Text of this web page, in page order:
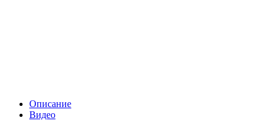
Описание
Видео